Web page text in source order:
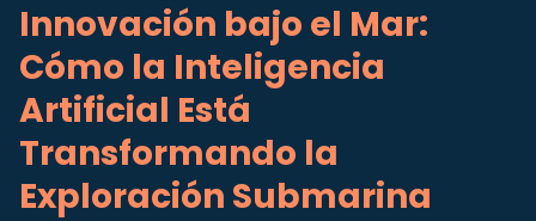
Innovación bajo el Mar:
Cómo la Inteligencia
Artificial Está
Transformando la
Exploración Submarina